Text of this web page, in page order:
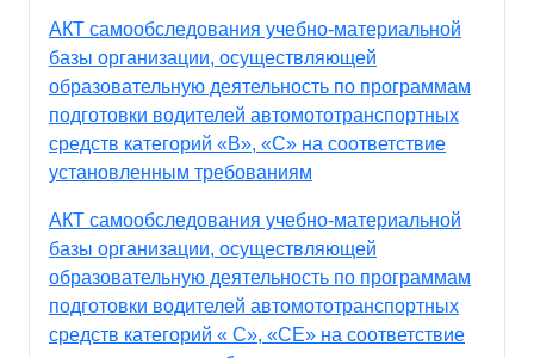
АКТ самообследования учебно-материальной
базы организации, осуществляющей
образовательную деятельность по программам
подготовки водителей автомототранспортных
средств категорий «В», «С» на соответствие
установленным требованиям
АКТ самообследования учебно-материальной
базы организации, осуществляющей
образовательную деятельность по программам
подготовки водителей автомототранспортных
средств категорий « С», «СЕ» на соответствие